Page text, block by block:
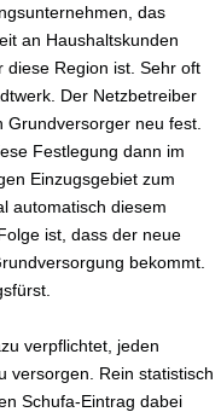
das
an Haushaltskunden
Region ist. Sehr oft
Der Netzbetreiber
neu fest.
Festlegung dann im
Einzugsgebiet zum
automatisch diesem
ist, dass der neue
bekommt.
verpflichtet, jeden
versorgen. Rein statistisch
Schufa-Eintrag dabei